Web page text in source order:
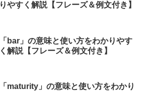
りやすく解説【フレーズ＆例文付き】
「bar」の意味と使い方をわかりやす
く解説【フレーズ＆例文付き】
「maturity」の意味と使い方をわかり